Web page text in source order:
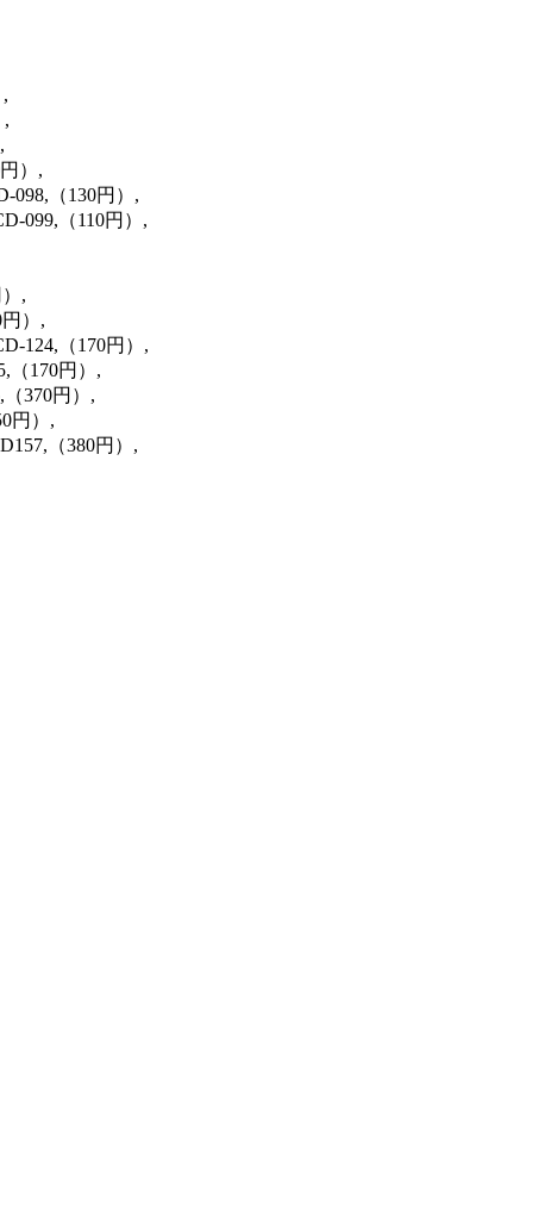
,
）,
098,（130円）,
099,（110円）,
,
）,
124,（170円）,
（170円）,
370円）,
円）,
（380円）,